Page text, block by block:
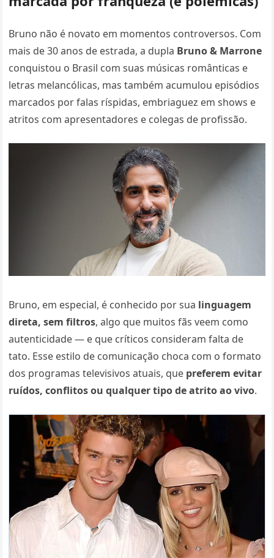
Bruno não é novato em momentos controversos. Com
mais de 30 anos de estrada, a dupla Bruno & Marrone
conquistou o Brasil com suas músicas românticas e
letras melancólicas, mas também acumulou episódios
marcados por falas ríspidas, embriaguez em shows e
atritos com apresentadores e colegas de profissão.
Bruno, em especial, é conhecido por sua linguagem
direta, sem filtros, algo que muitos fãs veem como
autenticidade — e que críticos consideram falta de
tato. Esse estilo de comunicação choca com o formato
dos programas televisivos atuais, que preferem evitar
ruídos, conflitos ou qualquer tipo de atrito ao vivo.